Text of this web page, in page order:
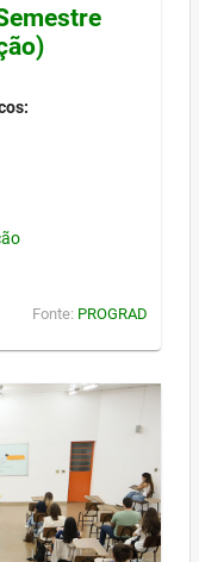
Fonte: PROGRAD